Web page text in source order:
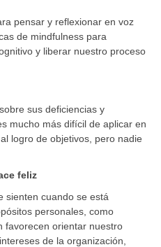
pensar y reflexionar en voz
de mindfulness para
y liberar nuestro proceso
sus deficiencias y
mucho más difícil de aplicar en
logro de objetivos, pero nadie
feliz
sienten cuando se está
personales, como
favorecen orientar nuestro
de la organización,